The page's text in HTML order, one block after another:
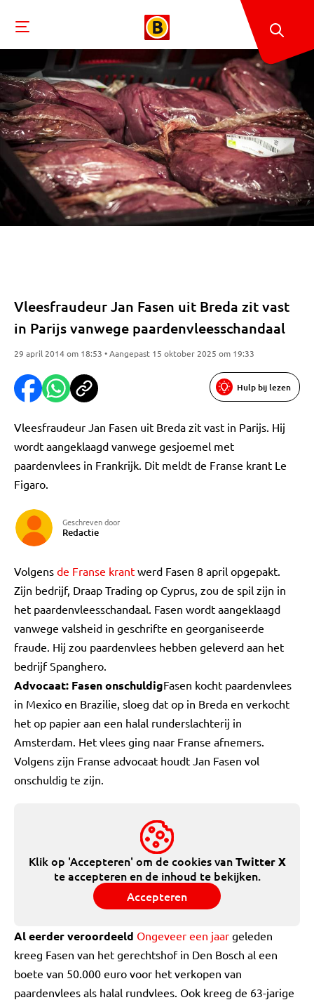
Vleesfraudeur Jan Fasen uit Breda zit vast
in Parijs vanwege paardenvleesschandaal
29 april 2014 om 18:53 • Aangepast 15 oktober 2025 om 19:33
Hulp bij lezen
Vleesfraudeur Jan Fasen uit Breda zit vast in Parijs. Hij
wordt aangeklaagd vanwege gesjoemel met
paardenvlees in Frankrijk. Dit meldt de Franse krant Le
Figaro.
Geschreven door
Redactie
Volgens de Franse krant werd Fasen 8 april opgepakt.
Zijn bedrijf, Draap Trading op Cyprus, zou de spil zijn in
het paardenvleesschandaal. Fasen wordt aangeklaagd
vanwege valsheid in geschrifte en georganiseerde
fraude. Hij zou paardenvlees hebben geleverd aan het
bedrijf Spanghero.
Advocaat: Fasen onschuldigFasen kocht paardenvlees
in Mexico en Brazilie, sloeg dat op in Breda en verkocht
het op papier aan een halal runderslachterij in
Amsterdam. Het vlees ging naar Franse afnemers.
Volgens zijn Franse advocaat houdt Jan Fasen vol
onschuldig te zijn.
Klik op 'Accepteren' om de cookies vanTwitter X
te accepteren en de inhoud te bekijken.
Accepteren
Al eerder veroordeeld Ongeveer een jaar geleden
kreeg Fasen van het gerechtshof in Den Bosch al een
boete van 50.000 euro voor het verkopen van
paardenvlees als halal rundvlees. Ook kreeg de 63-jarige